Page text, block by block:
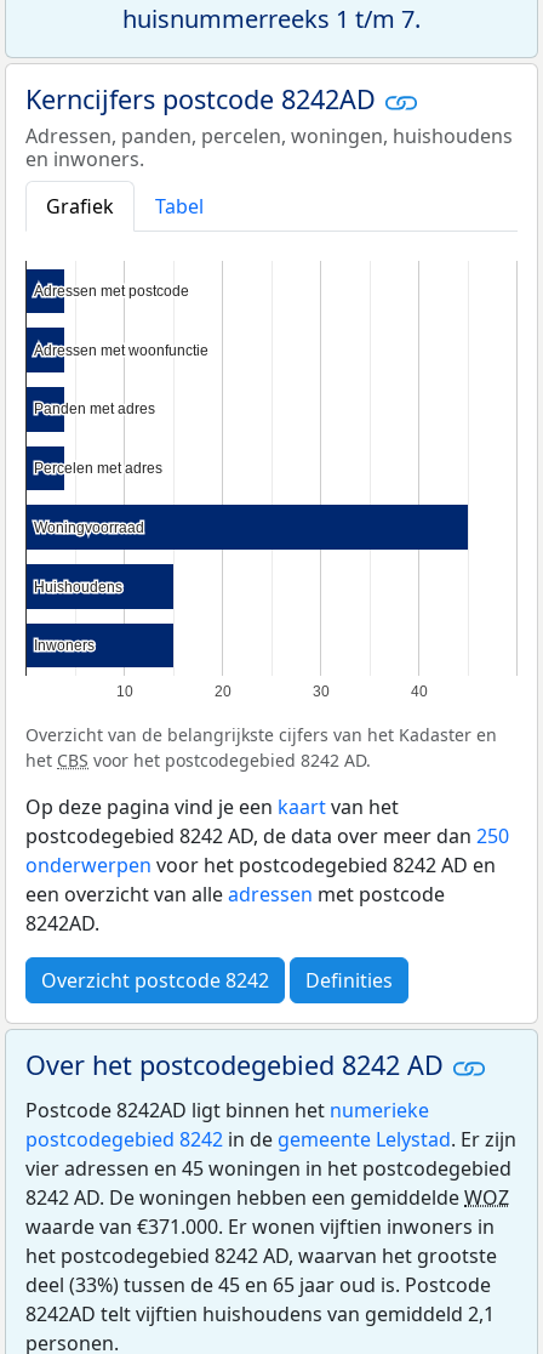
huisnummerreeks 1 t/m 7.
Kerncijfers postcode 8242AD
Adressen, panden, percelen, woningen, huishoudens
en inwoners.
Grafiek
Tabel
10 20 30 40
Adressen met postcode
Adressen met postcode
Adressen met woonfunctie
Adressen met woonfunctie
Panden met adres
Panden met adres
Percelen met adres
Percelen met adres
Woningvoorraad
Woningvoorraad
Huishoudens
Huishoudens
Inwoners
Inwoners
Overzicht van de belangrijkste cijfers van het Kadaster en
het CBS voor het postcodegebied 8242 AD.
Op deze pagina vind je een kaartvan het
postcodegebied 8242 AD, de data over meer dan 250
onderwerpen voor het postcodegebied 8242 AD en
een overzicht van alleadressen met postcode
8242AD.
Overzicht postcode 8242 Definities
Over het postcodegebied 8242 AD
Postcode 8242AD ligt binnen het numerieke
postcodegebied 8242 in de gemeente Lelystad. Er zijn
vier adressen en 45 woningen in het postcodegebied
8242 AD. De woningen hebben een gemiddeldeWOZ
waarde van €371.000. Er wonen vijftien inwoners in
het postcodegebied 8242 AD, waarvan het grootste
deel (33%) tussen de 45 en 65 jaar oud is. Postcode
8242AD telt vijftien huishoudens van gemiddeld 2,1
personen.